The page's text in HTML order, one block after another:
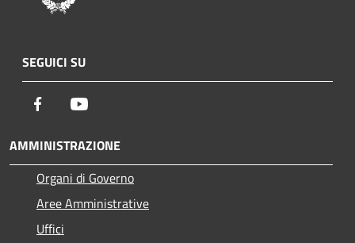
SEGUICI SU
Facebook
AMMINISTRAZIONE
Organi di Governo
Aree Amministrative
Uffici